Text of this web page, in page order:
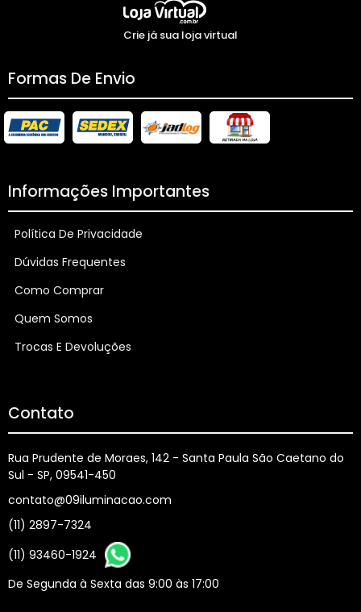
Crie já sua loja virtual
Formas De Envio
Informações Importantes
Política De Privacidade
Dúvidas Frequentes
Como Comprar
Quem Somos
Trocas E Devoluções
Contato
Rua Prudente de Moraes, 142 - Santa Paula São Caetano do
Sul - SP, 09541-450
contato@09iluminacao.com
(11) 2897-7324
(11) 93460-1924
De Segunda à Sexta das 9:00 às 17:00